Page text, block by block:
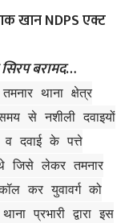
बरामद…
थाना क्षेत्र
से नशीली दवाइयों
दवाई के पत्ते
जिसे लेकर तमनार
कर युवावर्ग को
प्रभारी द्वारा इस